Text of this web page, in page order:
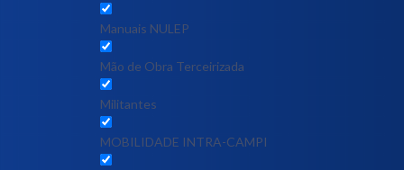
Manuais NULEP
Mão de Obra Terceirizada
Militantes
MOBILIDADE INTRA-CAMPI